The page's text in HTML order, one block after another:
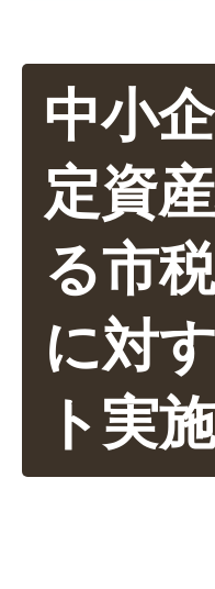
中小
定資
る市
に対
ト実